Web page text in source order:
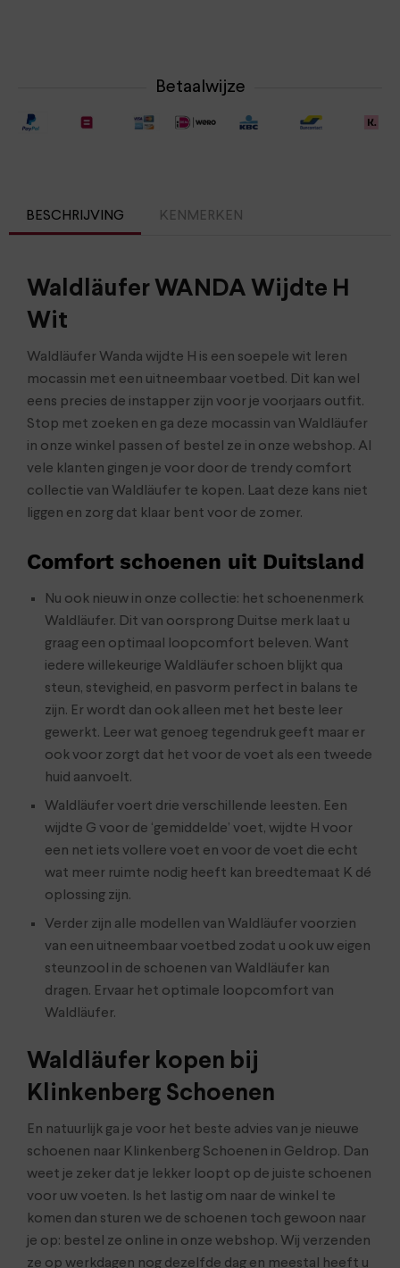
Betaalwijze
BESCHRIJVING KENMERKEN
Waldläufer WANDA Wijdte H
Wit
Waldläufer Wanda wijdte H is een soepele wit leren
mocassin met een uitneembaar voetbed. Dit kan wel
eens precies de instapper zijn voor je voorjaars outfit.
Stop met zoeken en ga deze mocassin van Waldläufer
in onze winkel passen of bestel ze in onze webshop. Al
vele klanten gingen je voor door de trendy comfort
collectie van Waldläufer te kopen. Laat deze kans niet
liggen en zorg dat klaar bent voor de zomer.
Comfort schoenen uit Duitsland
Nu ook nieuw in onze collectie: het schoenenmerk
Waldläufer. Dit van oorsprong Duitse merk laat u
graag een optimaal loopcomfort beleven. Want
iedere willekeurige Waldläufer schoen blijkt qua
steun, stevigheid, en pasvorm perfect in balans te
zijn. Er wordt dan ook alleen met het beste leer
gewerkt. Leer wat genoeg tegendruk geeft maar er
ook voor zorgt dat het voor de voet als een tweede
huid aanvoelt.
Waldläufer voert drie verschillende leesten. Een
wijdte G voor de ‘gemiddelde’ voet, wijdte H voor
een net iets vollere voet en voor de voet die echt
wat meer ruimte nodig heeft kan breedtemaat K dé
oplossing zijn.
Verder zijn alle modellen van Waldläufer voorzien
van een uitneembaar voetbed zodat u ook uw eigen
steunzool in de schoenen van Waldläufer kan
dragen. Ervaar het optimale loopcomfort van
Waldläufer.
Waldläufer kopen bij
Klinkenberg Schoenen
En natuurlijk ga je voor het beste advies van je nieuwe
schoenen naar Klinkenberg Schoenen in Geldrop. Dan
weet je zeker dat je lekker loopt op de juiste schoenen
voor uw voeten. Is het lastig om naar de winkel te
komen dan sturen we de schoenen toch gewoon naar
je op: bestel ze online in onze webshop. Wij verzenden
ze op werkdagen nog dezelfde dag en meestal heeft u